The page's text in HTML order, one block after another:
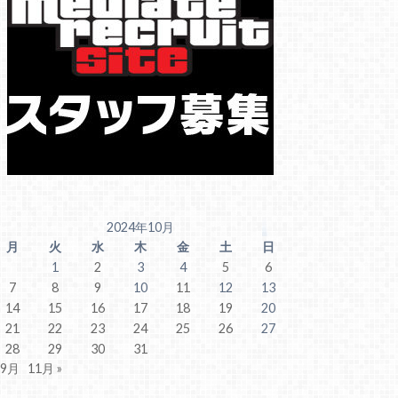
2024年10月
月
火 水 木 金 土
日
1
2 3 4 5
6
7
8 9 10 11 12
13
14
15 16 17 18 19
20
21
22 23 24 25 26
27
28
29 30
31
月
11月 »